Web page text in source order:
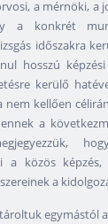
a mérnöki, a
a konkrét
időszakra
hosszú
kerülő
nem kellően
a
a közös
a
egymástól